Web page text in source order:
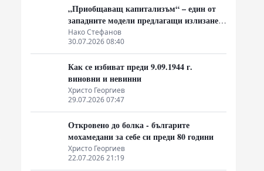
„Приобщаващ капитализъм“ – един от
западните модели предлагащи излизане
от системата на неолиберализма
Нако Стефанов
30.07.2026 08:40
Как се избиват преди 9.09.1944 г.
виновни и невинни
Христо Георгиев
29.07.2026 07:47
Откровено до болка - българите
мохамедани за себе си преди 80 години
Христо Георгиев
22.07.2026 21:19